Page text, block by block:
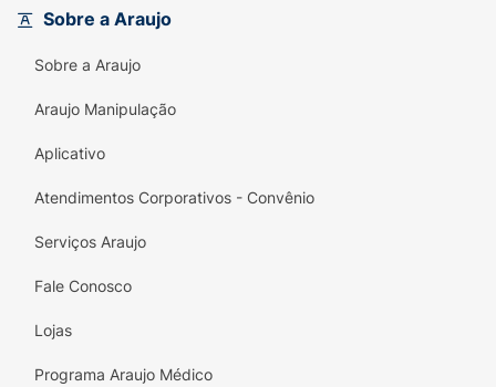
Sobre a Araujo
Sobre a Araujo
Araujo Manipulação
Aplicativo
Atendimentos Corporativos - Convênio
Serviços Araujo
Fale Conosco
Lojas
Programa Araujo Médico